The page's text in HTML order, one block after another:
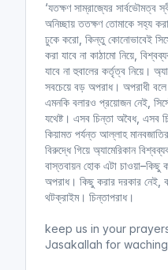
‘যতক্ষণ সাম্রাজ্যের সার্বভৌমত্ব
অনিচ্ছায় ততক্ষণ তোমাকে সহ্য
ঢুকে করো, কিন্তু কোনোভাবেই
করা যাবে না কাঠামো নিয়ে,
যাবে না হুবালের কর্তৃত্ব নিয়ে।
সবচেয়ে বড় অপরাধ। অপরাধী বলে
এমনকি বলারও প্রয়োজন নেই,
যথেষ্ট। এসব চিন্তা অবৈধ, এসব
কিয়ামত পর্যন্ত আল্লাহ
বিরুদ্ধে গিয়ে অ্যামেরিকান
বাস্তবায়ন হোক এটা চাওয়া–কিছু
অপরাধ। কিছু করার দরকার নেই,
থটক্রাইম। চিন্তাপরাধ।
keep us in your
Jasakallah for